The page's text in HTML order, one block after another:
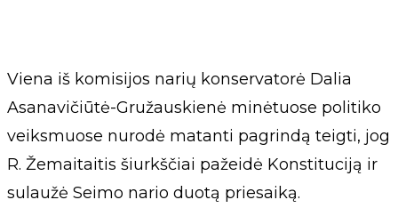
Viena iš komisijos narių konservatorė Dalia
Asanavičiūtė-Gružauskienė minėtuose politiko
veiksmuose nurodė matanti pagrindą teigti, jog
R. Žemaitaitis šiurkščiai pažeidė Konstituciją ir
sulaužė Seimo nario duotą priesaiką.